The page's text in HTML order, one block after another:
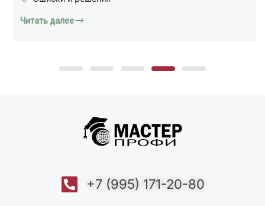
Читать далее
+7 (995) 171-20-80